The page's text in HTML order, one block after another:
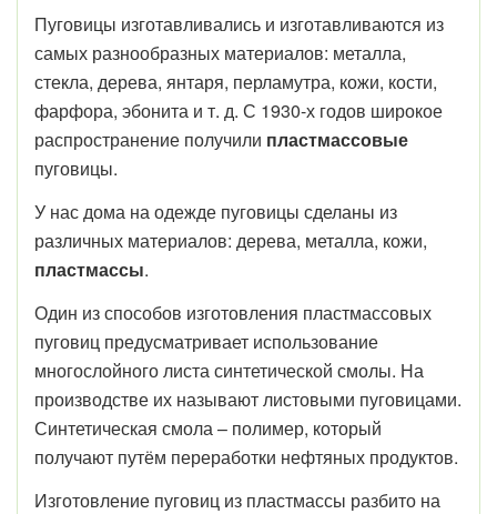
Пуговицы изготавливались и изготавливаются из
самых разнообразных материалов: металла,
стекла, дерева, янтаря, перламутра, кожи, кости,
фарфора, эбонита и т. д. С 1930-х годов широкое
распространение получили пластмассовые
пуговицы.
У нас дома на одежде пуговицы сделаны из
различных материалов: дерева, металла, кожи,
пластмассы.
Один из способов изготовления пластмассовых
пуговиц предусматривает использование
многослойного листа синтетической смолы. На
производстве их называют листовыми пуговицами.
Синтетическая смола – полимер, который
получают путём переработки нефтяных продуктов.
Изготовление пуговиц из пластмассы разбито на